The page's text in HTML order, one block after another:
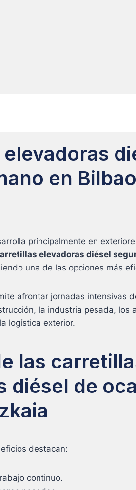
en
principalmente en
elevadoras diésel
una de las opciones más
afrontar jornadas intensivas
la industria pesada, los
logística exterior.
las
diésel de
destacan:
continuo.